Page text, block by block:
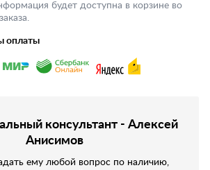
будет доступна в корзине во
оплаты
консультант - Алексей
Анисимов
ему любой вопрос по наличию,